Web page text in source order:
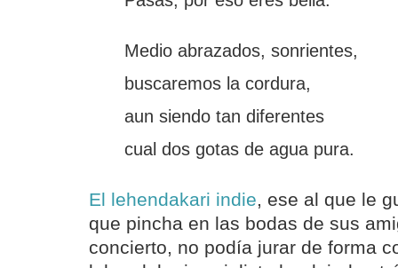
Medio abrazados, sonrientes,
buscaremos la cordura,
aun siendo tan diferentes
cual dos gotas de agua pura.
El lehendakari indie, ese al que le
que pincha en las bodas de sus
concierto, no podía jurar de forma